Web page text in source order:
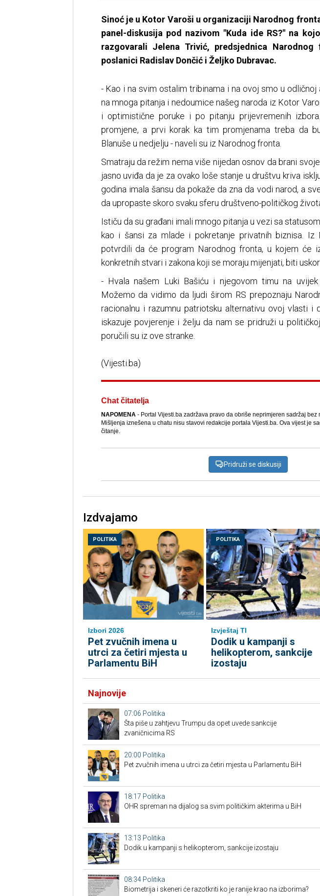
Sinoć je u Kotor Varoši u organizaciji Narodnog
panel-diskusija pod nazivom "Kuda ide RS?" na
razgovarali Jelena Trivić, predsjednica
poslanici Radislav Dončić i Željko Dubravac.
- Kao i na svim ostalim tribinama i na ovoj smo u
na mnoga pitanja i nedoumice našeg naroda iz Kotor
i optimistične poruke i po pitanju prijevremenih
promjene, a prvi korak ka tim promjenama treba da
Blanuše u nedjelju - naveli su iz Narodnog fronta.
Smatraju da režim nema više nijedan osnov da brani
jasno uviđa da je za ovako loše stanje u društvu kriva
godina imala šansu da pokaže da zna da vodi narod, a
da upropaste skoro svaku sferu društveno-političkog
Ističu da su građani imali mnogo pitanja u vezi sa
kao i šansi za mlade i pokretanje privatnih biznisa. Iz
potvrdili da će program Narodnog fronta, u kojem će
konkretnih stvari i zakona koji se moraju mijenjati, biti
- Hvala našem Luki Bašiću i njegovom timu na uvijek
Možemo da vidimo da ljudi širom RS prepoznaju
racionalnu i razumnu patriotsku alternativu ovoj vlasti i
iskazuje povjerenje i želju da nam se pridruži u
poručili su iz ove stranke.
(Vijesti.ba)
Chat čitatelja
NAPOMENA- Portal Vijesti.ba zadržava pravo da obriše neprimjeren sadržaj bez
Mišljenja iznešena u chatu nisu stavovi redakcije portala Vijesti.ba. Ova vijest je
čitanje.
Pridruži se diskusiji
Izdvajamo
POLITIKA
Izbori 2026
Pet zvučnih imena u
utrci za četiri mjesta u
Parlamentu BiH
POLITIKA
Izvještaj TI
Dodik u kampanji s
helikopterom, sankcije
izostaju
Najnovije
07:06 Politika
Šta piše u zahtjevu Trumpu da opet uvede sankcije
zvaničnicima RS
20:00 Politika
Pet zvučnih imena u utrci za četiri mjesta u Parlamentu BiH
18:17 Politika
OHR spreman na dijalog sa svim političkim akterima u BiH
13:13 Politika
Dodik u kampanji s helikopterom, sankcije izostaju
08:34 Politika
Biometrija i skeneri će razotkriti ko je ranije krao na izborima?